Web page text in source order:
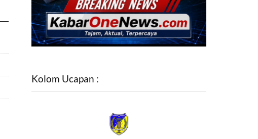
Kolom Ucapan :